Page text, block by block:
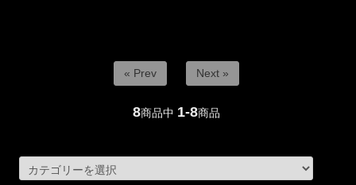
« Prev Next »
8商品中 1-8商品